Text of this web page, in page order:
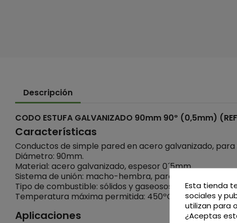
Descripción
CODO ESTUFA GALVANIZADO 90mm 90º (0,5mm)
Características
Conductos de simple pared en acero galvanizado,
Diámetro: 90mm.
Material: acero galvanizado, espesor 0´5mm.
Sistema de unión: macho-hembra, para tubos y
Tipo de combustible: sólidos y gaseosos.
Temperatura máxima permitida: 450ºC.
Aplicaciones
Esta tienda
sociales y
utilizan para
¿Aceptas